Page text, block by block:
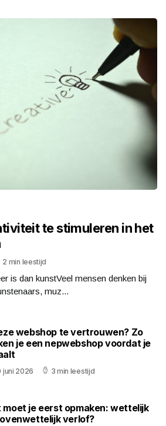
te stimuleren in het
2 min leestijd
is dan kunstVeel mensen denken bij
muz...
webshop te vertrouwen? Zo
je een nepwebshop voordat je
juni 2026 3 min leestijd
moet je eerst opmaken: wettelijk
verlof?